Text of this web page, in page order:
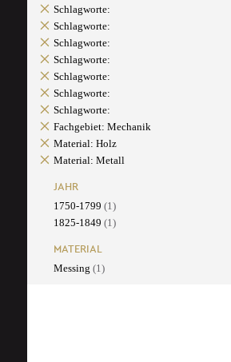
Schlagworte:
Schlagworte:
Schlagworte:
Schlagworte:
Schlagworte:
Schlagworte:
Schlagworte:
Fachgebiet: Mechanik
Material: Holz
Material: Metall
JAHR
1750-1799 (1)
1825-1849 (1)
MATERIAL
Messing (1)